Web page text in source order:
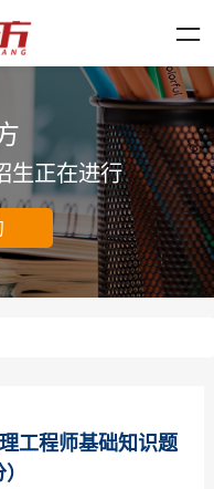
生正在进行
工程师基础知识题